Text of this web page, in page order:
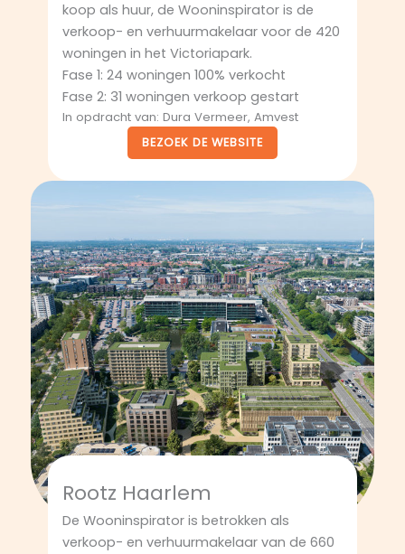
koop als huur, de Wooninspirator is de
verkoop- en verhuurmakelaar voor de 420
woningen in het Victoriapark.
Fase 1: 24 woningen 100% verkocht
Fase 2: 31 woningen verkoop gestart
In opdracht van: Dura Vermeer, Amvest
BEZOEK DE WEBSITE
Rootz Haarlem
De Wooninspirator is betrokken als
verkoop- en verhuurmakelaar van de 660